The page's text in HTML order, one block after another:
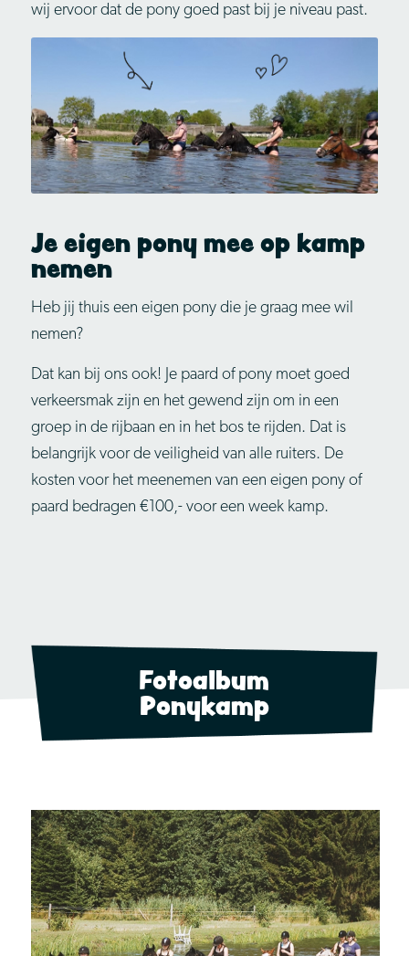
wij ervoor dat de pony goed past bij je niveau past.
Je eigen pony mee op kamp
nemen
Heb jij thuis een eigen pony die je graag mee wil
nemen?
Dat kan bij ons ook! Je paard of pony moet goed
verkeersmak zijn en het gewend zijn om in een
groep in de rijbaan en in het bos te rijden. Dat is
belangrijk voor de veiligheid van alle ruiters. De
kosten voor het meenemen van een eigen pony of
paard bedragen €100,- voor een week kamp.
Fotoalbum
Ponykamp